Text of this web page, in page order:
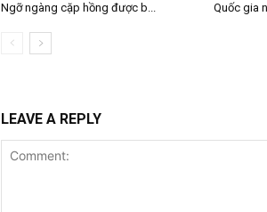
Ngỡ ngàng cặp hồng được b... Quốc gia
LEAVE A REPLY